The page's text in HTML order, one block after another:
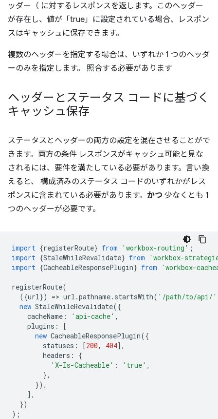
ッダー（ に対するレスポンスを返します。このヘッダー
が存在し、値が「true」に設定されている場合、レスポン
スはキャッシュに保存できます。
複数のヘッダーを指定する場合は、いずれか 1 つのヘッダ
ーのみを指定します。 照合する必要があります
ヘッダーとステータス コードに基づく
キャッシュ保存
ステータスとヘッダーの両方の設定を混在させることがで
きます。両方の条件 レスポンスがキャッシュ可能と見な
されるには、要件を満たしている必要があります。言い換
えると、 構成済みのステータス コードのいずれかがレス
ポンスに含まれている必要があります。 かつ 少なくとも 1
つのヘッダーが必要です。
import {registerRoute} from 'workbox-routing' ;
import {StaleWhileRevalidate} from
'workbox-
import {CacheableResponsePlugin} from 'workbox-
registerRoute(
({url}) => url .pathname. startsWith( '/path/to/api/'
new StaleWhileRevalidate({
cacheName : 'api-cache' ,
plugins :
[
new CacheableResponsePlugin({
statuses : [200, 404],
headers :
{
'X-Is-Cacheable' : 'true' ,
},
}),
],
})
);